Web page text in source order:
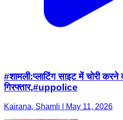
#शामली:प्लाटिंग साइट में चोरी करने
गिरफ्तार,#uppolice
Kairana, Shamli | May 11, 2026